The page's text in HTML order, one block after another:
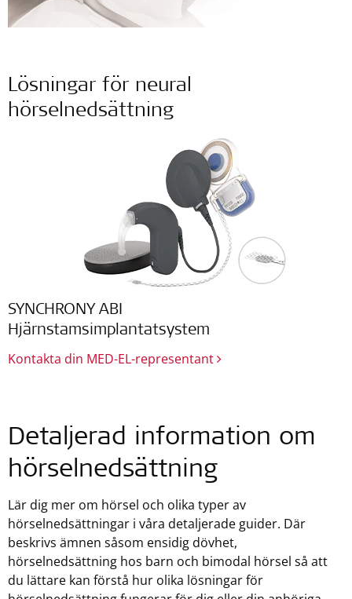
Lösningar för neural
hörselnedsättning
SYNCHRONY ABI
Hjärnstamsimplantatsystem
Kontakta din MED-EL-representant
Detaljerad information om
hörselnedsättning
Lär dig mer om hörsel och olika typer av
hörselnedsättningar i våra detaljerade guider. Där
beskrivs ämnen såsom ensidig dövhet,
hörselnedsättning hos barn och bimodal hörsel så att
du lättare kan förstå hur olika lösningar för